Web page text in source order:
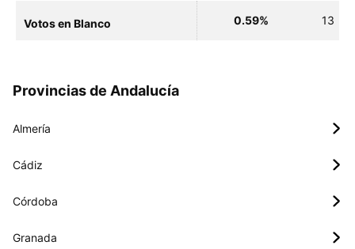
Votos en Blanco 0.59% 13
Provincias de Andalucía
Almería
Cádiz
Córdoba
Granada